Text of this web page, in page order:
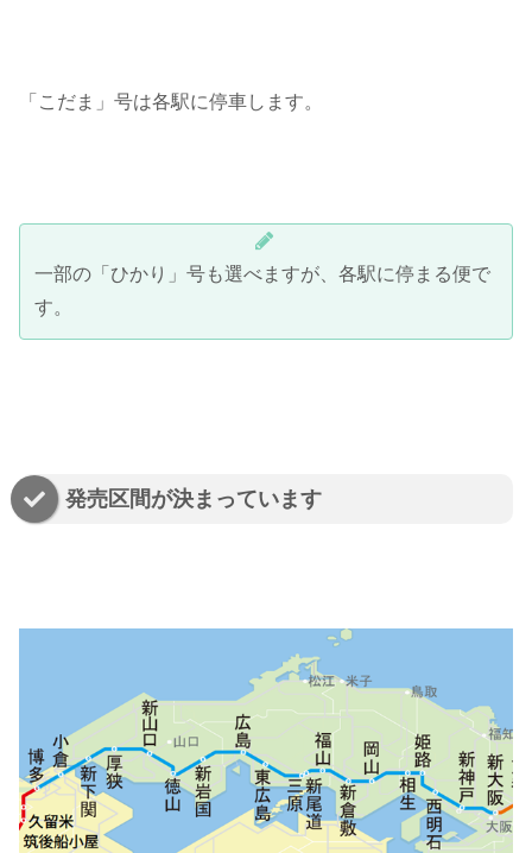
「こだま」号は各駅に停車します。
一部の「ひかり」号も選べますが、各駅に停まる便で
す。
発売区間が決まっています